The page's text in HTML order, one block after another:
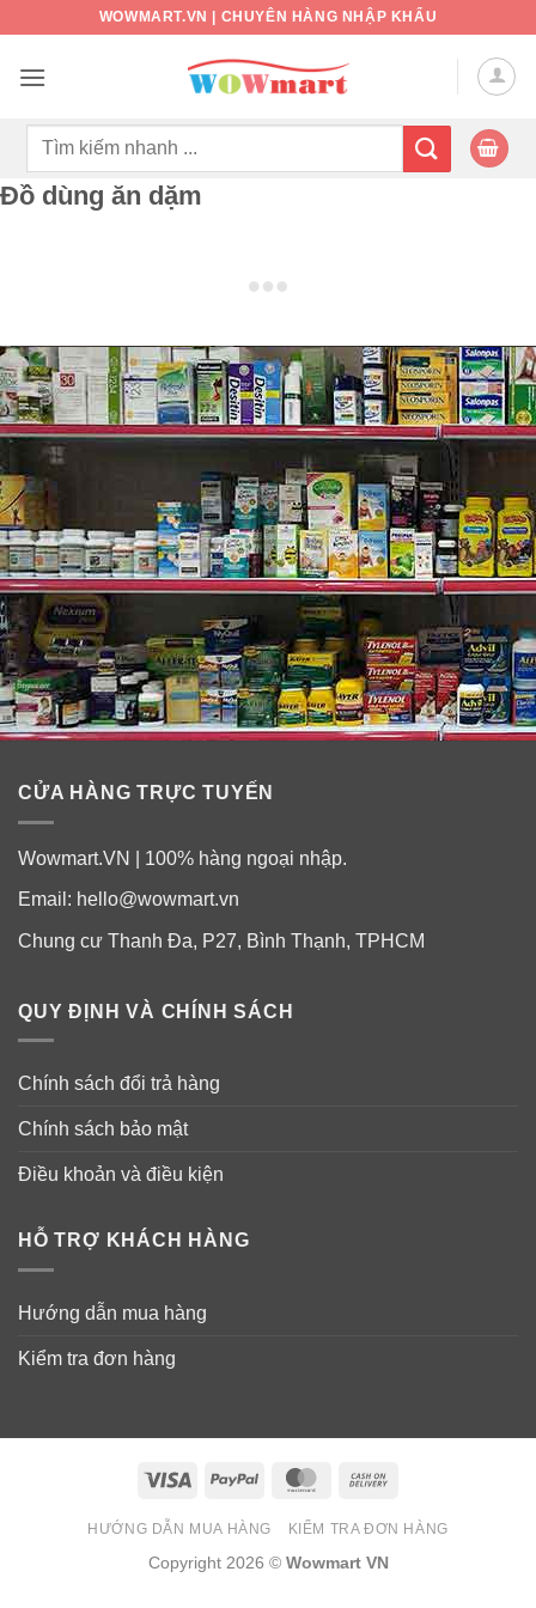
nội
WOWMART.VN | CHUYÊN HÀNG NHẬP KHẨU
Tìm
Đồ dùng ăn dặm
CỬA HÀNG TRỰC TUYẾN
Wowmart.VN | 100% hàng ngoại nhập.
Email: hello@wowmart.vn
Chung cư Thanh Đa, P27, Bình Thạnh, TPHCM
QUY ĐỊNH VÀ CHÍNH SÁCH
Chính sách đổi trả hàng
Chính sách bảo mật
Điều khoản và điều kiện
HỖ TRỢ KHÁCH HÀNG
Hướng dẫn mua hàng
Kiểm tra đơn hàng
Visa PayPal MasterCard
Delivery
HƯỚNG DẪN MUA HÀNG KIỂM TRA ĐƠN HÀNG
Copyright 2026 © Wowmart VN